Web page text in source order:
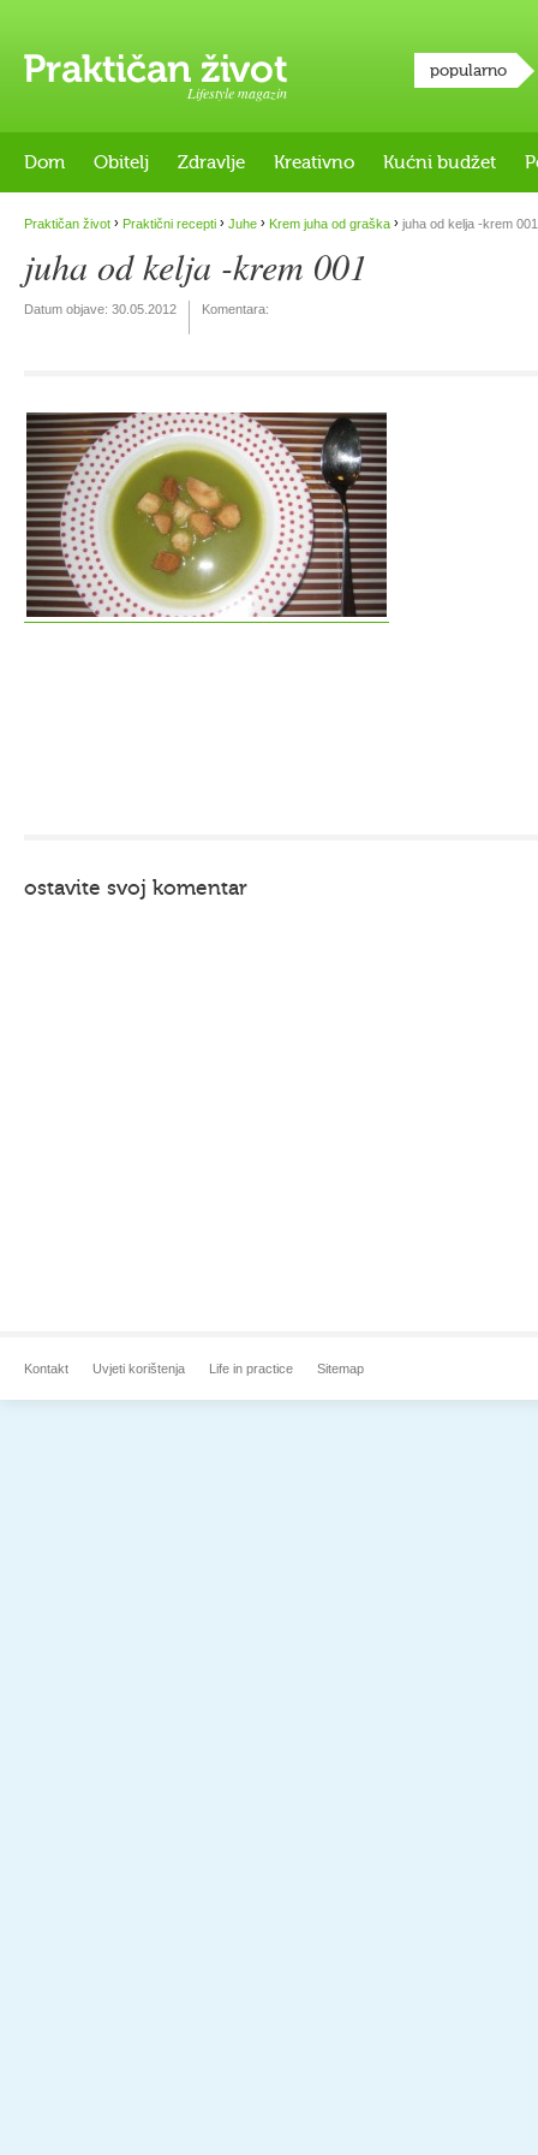
Lifestyle magazin
popularno
Dom Obitelj Zdravlje Kreativno Kućni budžet
Praktičan život › Praktični recepti › Juhe › Krem juha od graška › juha od kelja -krem 001
juha od kelja -krem 001
Datum objave: 30.05.2012 Komentara:
ostavite svoj komentar
Kontakt Uvjeti korištenja Life in practice Sitemap